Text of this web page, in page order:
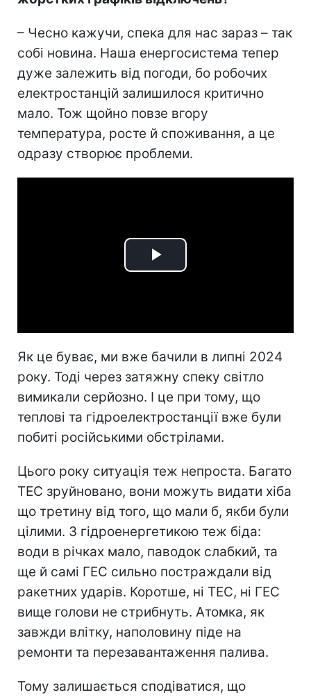
– Чесно кажучи, спека для нас зараз – так
собі новина. Наша енергосистема тепер
дуже залежить від погоди, бо робочих
електростанцій залишилося критично
мало. Тож щойно повзе вгору
температура, росте й споживання, а це
одразу створює проблеми.
Play
Як це буває, ми вже бачили в липні 2024
року. Тоді через затяжну спеку світло
вимикали серйозно. І це при тому, що
теплові та гідроелектростанції вже були
побиті російськими обстрілами.
Цього року ситуація теж непроста. Багато
ТЕС зруйновано, вони можуть видати хіба
що третину від того, що мали б, якби були
цілими. З гідроенергетикою теж біда:
води в річках мало, паводок слабкий, та
ще й самі ГЕС сильно постраждали від
ракетних ударів. Коротше, ні ТЕС, ні ГЕС
вище голови не стрибнуть. Атомка, як
завжди влітку, наполовину піде на
ремонти та перезавантаження палива.
Тому залишається сподіватися, що